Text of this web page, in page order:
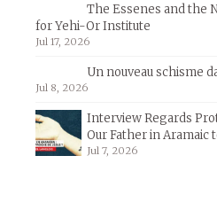
The Essenes and the
for Yehi-Or Institute
Jul 17, 2026
Un nouveau schisme
Jul 8, 2026
Interview Regards
Our Father in Aramaic
Jul 7, 2026